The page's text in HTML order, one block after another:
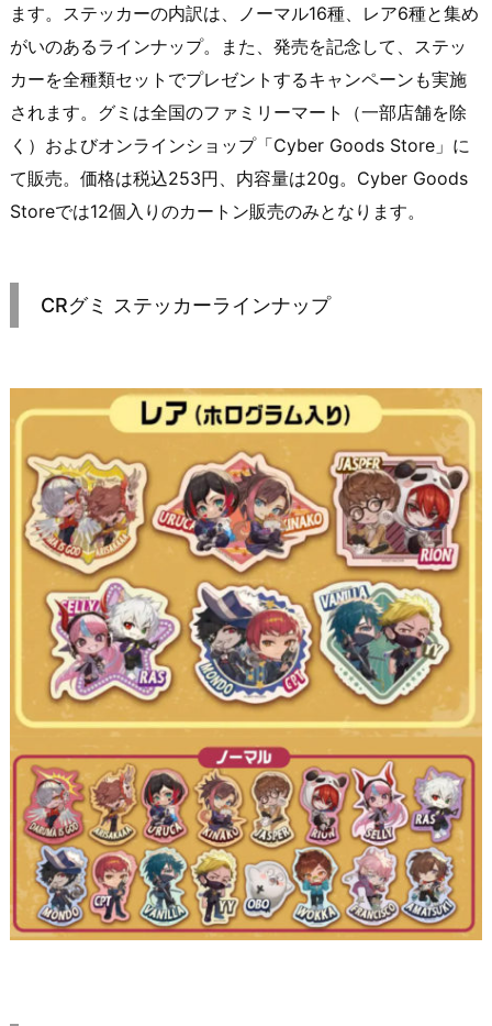
ます。ステッカーの内訳は、ノーマル16種、レア6種と集め
がいのあるラインナップ。また、発売を記念して、ステッ
カーを全種類セットでプレゼントするキャンペーンも実施
されます。グミは全国のファミリーマート（一部店舗を除
く）およびオンラインショップ「Cyber Goods Store」に
て販売。価格は税込253円、内容量は20g。Cyber Goods
Storeでは12個入りのカートン販売のみとなります。
CRグミ ステッカーラインナップ